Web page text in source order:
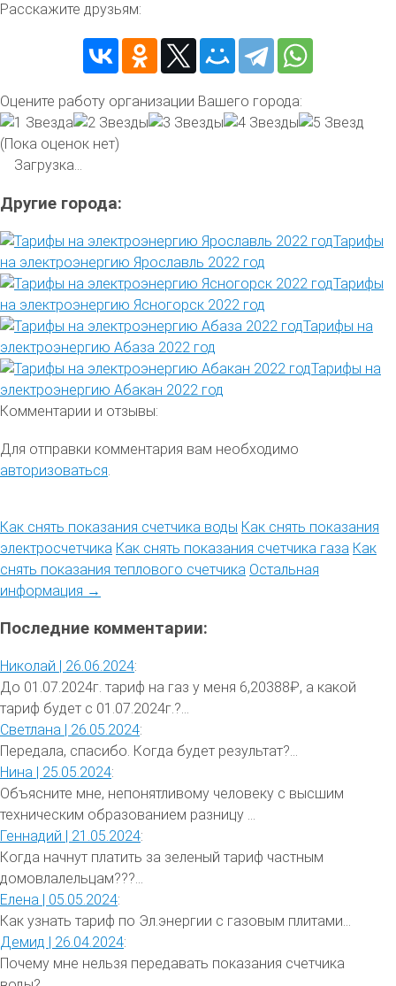
Расскажите друзьям:
Оцените работу организации Вашего города:
(Пока оценок нет)
Загрузка...
Другие города:
Тарифы
на электроэнергию Ярославль 2022 год
Тарифы
на электроэнергию Ясногорск 2022 год
Тарифы на
электроэнергию Абаза 2022 год
Тарифы на
электроэнергию Абакан 2022 год
Комментарии и отзывы:
Для отправки комментария вам необходимо
авторизоваться
Как снять показания счетчика воды Как снять показания
электросчетчика Как снять показания счетчика газа Как
снять показания теплового счетчика Остальная
информация →
Последние комментарии:
Николай | 26.06.2024:
До 01.07.2024г. тариф на газ у меня 6,20388₽, а какой
тариф будет с 01.07.2024г.?...
Светлана | 26.05.2024:
Передала, спасибо. Когда будет результат?...
Нина | 25.05.2024:
Объясните мне, непонятливому человеку с высшим
техническим образованием разницу ...
Геннадий | 21.05.2024:
Когда начнут платить за зеленый тариф частным
домовлалельцам???...
Елена | 05.05.2024:
Как узнать тариф по Эл.энергии с газовым плитами...
Демид | 26.04.2024:
Почему мне нельзя передавать показания счетчика